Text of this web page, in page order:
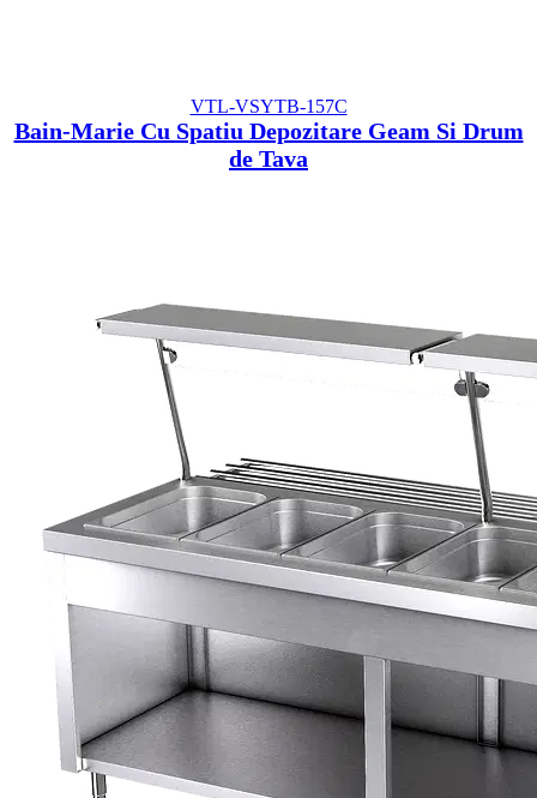
VTL-VSYTB-157C
Bain-Marie Cu Spatiu Depozitare Geam Si Drum
de Tava